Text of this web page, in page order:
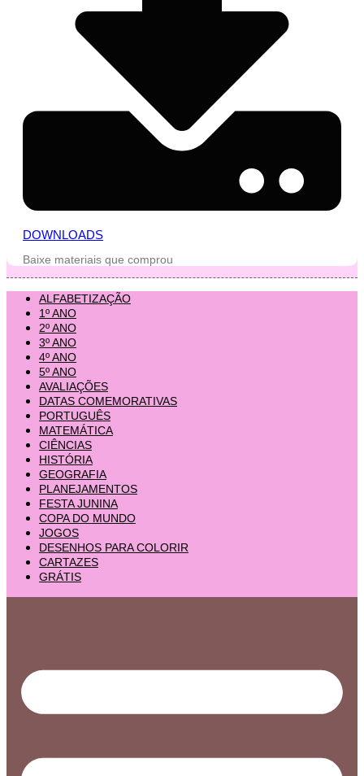
DOWNLOADS
Baixe materiais que comprou
ALFABETIZAÇÃO
1º ANO
2º ANO
3º ANO
4º ANO
5º ANO
AVALIAÇÕES
DATAS COMEMORATIVAS
PORTUGUÊS
MATEMÁTICA
CIÊNCIAS
HISTÓRIA
GEOGRAFIA
PLANEJAMENTOS
FESTA JUNINA
COPA DO MUNDO
JOGOS
DESENHOS PARA COLORIR
CARTAZES
GRÁTIS